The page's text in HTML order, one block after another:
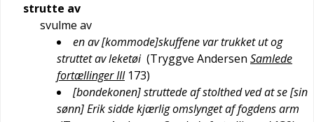
strutte av
svulme av
en av [kommode]skuffene var trukket ut og
struttet av leketøi (Tryggve Andersen Samlede
fortællinger III 173)
[bondekonen] struttede af stolthed ved at se [sin
sønn] Erik sidde kjærlig omslynget af fogdens arm